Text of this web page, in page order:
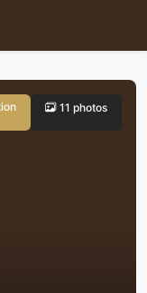
11 photos